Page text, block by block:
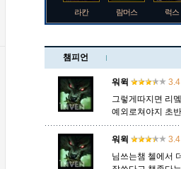
라칸 람머스 럭스
챔피언
워윅
3.4
그렇게따지면 리
예외로쳐야지 초
워윅
3.4
님쓰는챔 첼에서